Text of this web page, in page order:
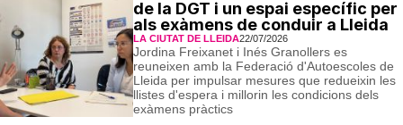
de la DGT i un espai específic per
als exàmens de conduir a Lleida
LA CIUTAT DE LLEIDA22/07/2026
Jordina Freixanet i Inés Granollers es
reuneixen amb la Federació d'Autoescoles de
Lleida per impulsar mesures que redueixin les
llistes d'espera i millorin les condicions dels
exàmens pràctics